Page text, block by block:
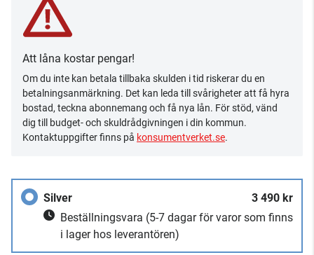
Att låna kostar pengar!
Om du inte kan betala tillbaka skulden i tid riskerar du en
betalningsanmärkning. Det kan leda till svårigheter att få hyra
bostad, teckna abonnemang och få nya lån. För stöd, vänd
dig till budget- och skuldrådgivningen i din kommun.
Kontaktuppgifter finns på konsumentverket.se.
Silver
3 490 kr
Beställningsvara (5-7 dagar för varor som finns
i lager hos leverantören)